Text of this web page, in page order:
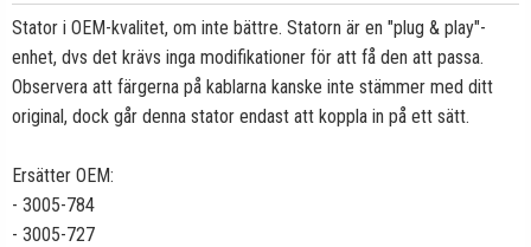
Stator i OEM-kvalitet, om inte bättre. Statorn är en "plug & play"-
enhet, dvs det krävs inga modifikationer för att få den att passa.
Observera att färgerna på kablarna kanske inte stämmer med ditt
original, dock går denna stator endast att koppla in på ett sätt.
Ersätter OEM:
- 3005-784
- 3005-727